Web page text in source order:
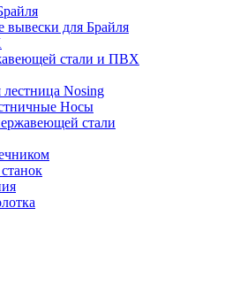
для Брайля
стали и ПВХ
Nosing
Носы
стали